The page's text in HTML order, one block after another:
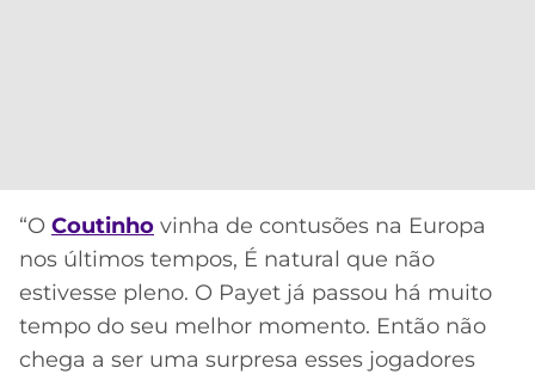
“O Coutinho vinha de contusões na Europa
nos últimos tempos, É natural que não
estivesse pleno. O Payet já passou há muito
tempo do seu melhor momento. Então não
chega a ser uma surpresa esses jogadores